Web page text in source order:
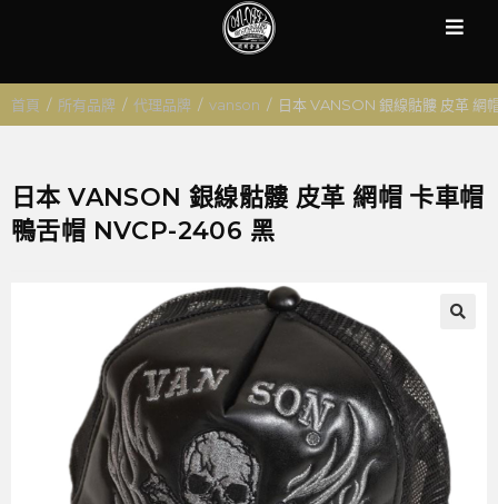
首頁 / 所有品牌 / 代理品牌 / vanson / 日本 VANSON 銀線骷髏 皮革 網
日本 VANSON 銀線骷髏 皮革 網帽 卡車帽
鴨舌帽 NVCP-2406 黑